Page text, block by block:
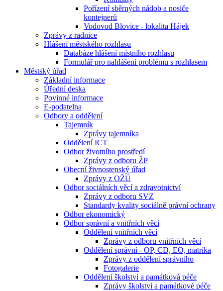
Pořízení sběrných nádob a nosiče
kontejnerů
Vodovod Blovice - lokalita Hájek
Zprávy z radnice
Hlášení městského rozhlasu
Databáze hlášení místního rozhlasu
Formulář pro nahlášení problému s rozhlasem
Městský úřad
Základní informace
Úřední deska
Povinné informace
E-podatelna
Odbory a oddělení
Tajemník
Zprávy tajemníka
Oddělení ICT
Odbor životního prostředí
Zprávy z odboru ŽP
Obecní živnostenský úřad
Zprávy z OŽÚ
Odbor sociálních věcí a zdravotnictví
Zprávy z odboru SVZ
Standardy kvality sociálně právní ochrany
Odbor ekonomický
Odbor správní a vnitřních věcí
Oddělení vnitřních věcí
Zprávy z odboru vnitřních věcí
Oddělení správní - OP, CD, EO, matrika
Zprávy z oddělení správního
Fotogalerie
Oddělení školství a památková péče
Zprávy školství a památkové péče